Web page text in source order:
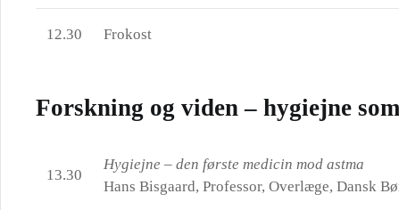
12.30 Frokost
Forskning og viden – hygiejne
13.30
Hygiejne – den første medicin mod astma
Hans Bisgaard, Professor, Overlæge, Dansk